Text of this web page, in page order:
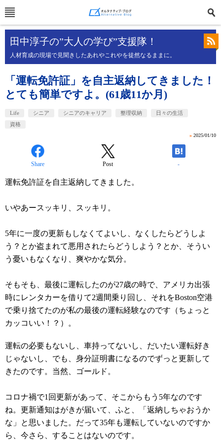
田中淳子の”大人の学び”支援隊！
人材育成の現場で見聞きしたあれやこれやを徒然なるままに。
「運転免許証」を自主返納してきました！
とても簡単ですよ。(61歳11か月)
Life シニア シニアのキャリア 整理収納
日々の生活
資格
» 2025/01/10
Share Post -
運転免許証を自主返納してきました。
いやあースッキリ、スッキリ。
5年に一度の更新もしなくてよいし、なくしたらどうしよ
う？とか盗まれて悪用されたらどうしよう？とか、そうい
う憂いもなくなり、爽やかな気分。
そもそも、最後に運転したのが27歳の時で、アメリカ出張
時にレンタカーを借りて2週間乗り回し、それをBoston空港
で乗り捨てたのが私の最後の運転経験なのです（ちょっと
カッコいい！？）。
運転の必要もないし、車持ってないし、だいたい運転好き
じゃないし、でも、身分証明書になるのでずっと更新して
きたのです。当然、ゴールド。
コロナ禍で1回更新があって、そこからもう5年なのです
ね。更新通知はがきが届いて、ふと、「返納しちゃおうか
な」と思いました。だって35年も運転していないのですか
ら、今さら、することはないのです。